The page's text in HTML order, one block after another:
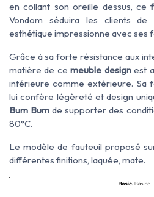
en collant son oreille dessus, ce
Vondom séduira les clients de
esthétique impressionne avec ses
Grâce à sa forte résistance aux
matière de cemeuble designest
intérieure comme extérieure. Sa
lui confère légèreté et design
Bum Bumde supporter des
80°C.
Le modèle de fauteuil proposé
différentes finitions, laquée, mate.